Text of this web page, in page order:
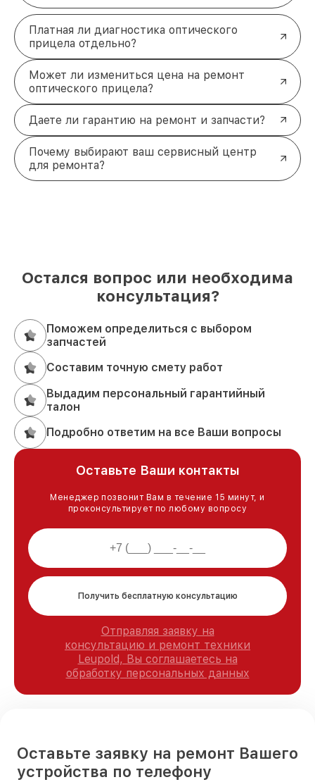
Платная ли диагностика оптического
прицела отдельно?
Может ли измениться цена на ремонт
оптического прицела?
Даете ли гарантию на ремонт и запчасти?
Почему выбирают ваш сервисный центр
для ремонта?
Остался вопрос или необходима
консультация?
Поможем определиться с выбором
запчастей
Составим точную смету работ
Выдадим персональный гарантийный
талон
Подробно ответим на все Ваши вопросы
Оставьте Ваши контакты
Менеджер позвонит Вам в течение 15 минут, и
проконсультирует по любому вопросу
Получить бесплатную консультацию
Отправляя заявку на
консультацию и ремонт техники
Leupold, Вы соглашаетесь на
обработку персональных данных
Оставьте заявку на ремонт Вашего
устройства по телефону